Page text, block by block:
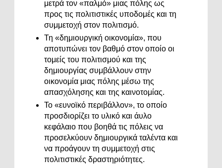
μετρά τον «παλμό» μιας πόλης ως
προς τις πολιτιστικές υποδομές και τη
συμμετοχή στον πολιτισμό.
Τη «δημιουργική οικονομία», που
αποτυπώνει τον βαθμό στον οποίο οι
τομείς του πολιτισμού και της
δημιουργίας συμβάλλουν στην
οικονομία μιας πόλης μέσω της
απασχόλησης και της καινοτομίας.
Το «ευνοϊκό περιβάλλον», το οποίο
προσδιορίζει το υλικό και άυλο
κεφάλαιο που βοηθά τις πόλεις να
προσελκύουν δημιουργικά ταλέντα και
να προάγουν τη συμμετοχή στις
πολιτιστικές δραστηριότητες.